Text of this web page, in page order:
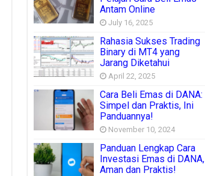
Antam Online
July 16, 2025
Rahasia Sukses Trading
Binary di MT4 yang
Jarang Diketahui
April 22, 2025
Cara Beli Emas di DANA:
Simpel dan Praktis, Ini
Panduannya!
November 10, 2024
Panduan Lengkap Cara
Investasi Emas di DANA,
Aman dan Praktis!